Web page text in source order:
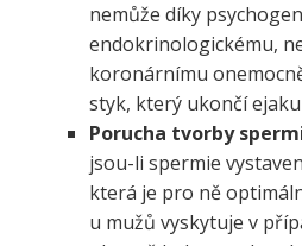
nemůže díky
endokrinologickému,
koronárnímu
styk, který ukončí
Porucha tvorby
jsou-li spermie
která je pro ně
u mužů vyskytuje v